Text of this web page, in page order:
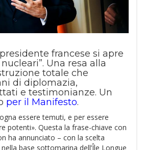
francese si apre
Una resa alla
totale che
di diplomazia,
e testimonianze. Un
per il Manifesto.
essere temuti, e per essere
potenti». Questa la frase-chiave con
ha annunciato – con la scelta
base sottomarina dell’Île Longue